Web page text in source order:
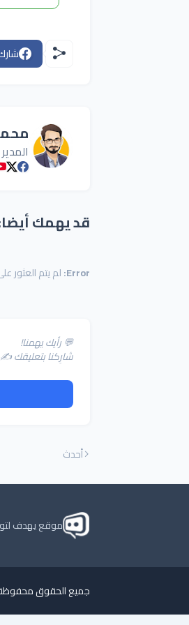
قد يهمك
Error: لم يتم العثور
💬 رأيك يهمنا!
شارِكنا بتعليقك
أحدث
موقع يهدف
جميع الحقوق محفوظة